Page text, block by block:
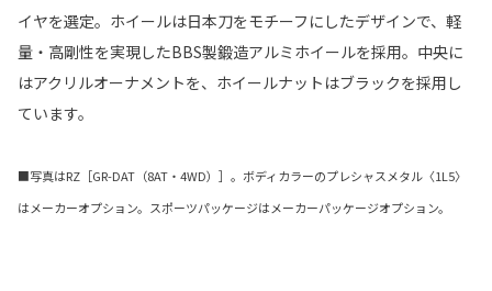
イヤを選定。ホイールは日本刀をモチーフにしたデザインで、軽
量・高剛性を実現したBBS製鍛造アルミホイールを採用。中央に
はアクリルオーナメントを、ホイールナットはブラックを採用し
ています。
■写真はRZ［GR-DAT（8AT・4WD）］。ボディカラーのプレシャスメタル〈1L5〉
はメーカーオプション。スポーツパッケージはメーカーパッケージオプション。